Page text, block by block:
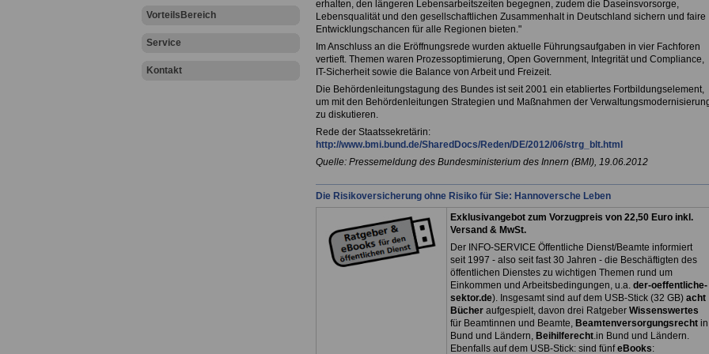
VorteilsBereich
Service
Kontakt
erhalten, den längeren Lebensarbeitszeiten begegnen, zudem die Daseinsvorsorge,
Lebensqualität und den gesellschaftlichen Zusammenhalt in Deutschland sichern und faire
Entwicklungschancen für alle Regionen bieten."
Im Anschluss an die Eröffnungsrede wurden aktuelle Führungsaufgaben in vier Fachforen
vertieft. Themen waren Prozessoptimierung, Open Government, Integrität und Compliance,
IT-Sicherheit sowie die Balance von Arbeit und Freizeit.
Die Behördenleitungstagung des Bundes ist seit 2001 ein etabliertes Fortbildungselement,
um mit den Behördenleitungen Strategien und Maßnahmen der
zu diskutieren.
Rede der Staatssekretärin:
http://www.bmi.bund.de/SharedDocs/Reden/DE/2012/06/strg_blt.html
Quelle: Pressemeldung des Bundesministerium des Innern (BMI), 19.06.2012
Die Risikoversicherung ohne Risiko für Sie: Hannoversche Leben
Exklusivangebot zum Vorzugpreis von 22,50 Euro inkl.
Versand & MwSt.
Der INFO-SERVICE Öffentliche Dienst/Beamte informiert
seit 1997 - also seit fast 30 Jahren - die Beschäftigten des
öffentlichen Dienstes zu wichtigen Themen rund um
Einkommen und Arbeitsbedingungen, u.a. der-oeffentliche-
sektor.de). Insgesamt sind auf dem USB-Stick (32 GB) acht
Bücher aufgespielt, davon drei Ratgeber Wissenswertes
für Beamtinnen und Beamte, Beamtenversorgungsrechtin
Bund und Ländern, Beihilferecht.in Bund und Ländern.
Ebenfalls auf dem USB-Stick: sind fünfeBooks: